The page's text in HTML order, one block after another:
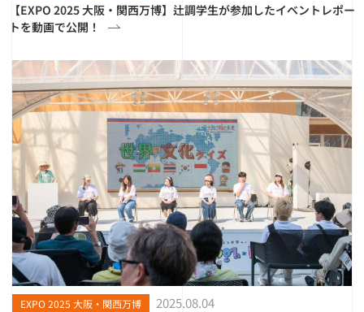
【EXPO 2025 大阪・関西万博】辻調学生が参加したイベントレポー
トを動画で公開！
EXPO 2025 大阪・関西万博 2025.08.04